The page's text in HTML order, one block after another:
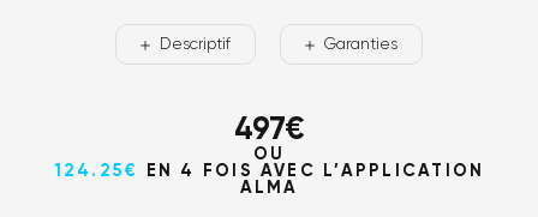
Descriptif Garanties
497€
OU
124.25€
EN 4 FOIS AVEC L’APPLICATION
ALMA